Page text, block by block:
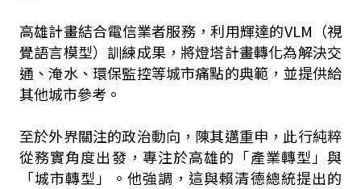
高雄計畫結合電信業者服務，利用輝達的VLM（視
覺語言模型）訓練成果，將燈塔計畫轉化為解決交
通、淹水、環保監控等城市痛點的典範，並提供給
其他城市參考。
至於外界關注的政治動向，陳其邁重申，此行純粹
從務實角度出發，專注於高雄的「產業轉型」與
「城市轉型」。他強調，這與賴清德總統提出的